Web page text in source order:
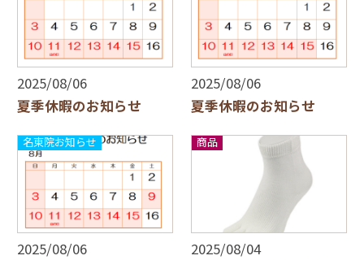
2025/08/06
夏季休暇のお知らせ
2025/08/06
夏季休暇のお知らせ
名東院お知らせ
2025/08/06
商品
2025/08/04